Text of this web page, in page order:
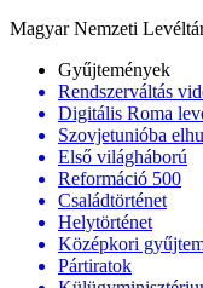
Magyar Nemzeti
Gyűjtemények
Rendszerváltás
Digitális Roma
Szovjetunióba
Első világháború
Reformáció 500
Családtörténet
Helytörténet
Középkori
Pártiratok